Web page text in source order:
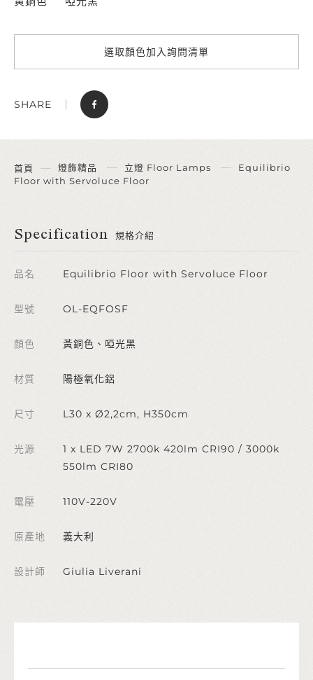
選取顏色加入詢問清單
SHARE
首頁 燈飾精品 立燈 Floor Lamps
Equilibrio
Floor with Servoluce Floor
Specification 規格介紹
品名 Equilibrio Floor with Servoluce Floor
型號 OL-EQFOSF
顏色 黃銅色、啞光黑
材質 陽極氧化鋁
尺寸 L30 x Ø2,2cm, H350cm
光源
1 x LED 7W 2700k 420lm CRI90 / 3000k
550lm CRI80
電壓 110V-220V
原產地 義大利
設計師 Giulia Liverani